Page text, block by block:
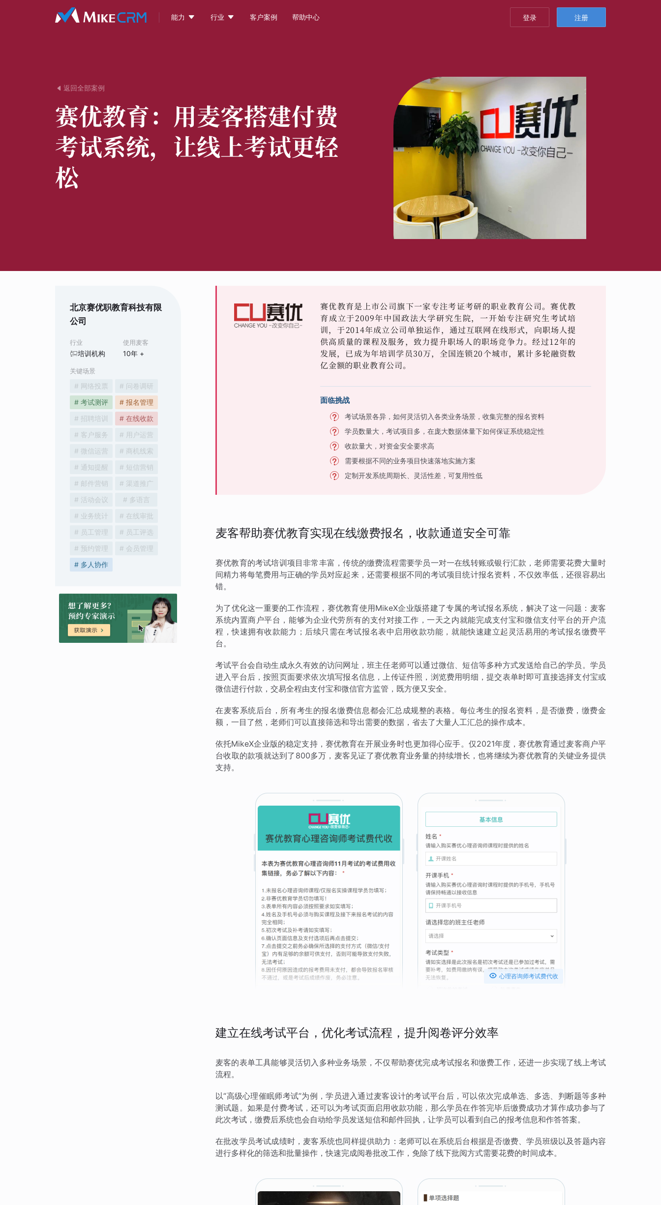
能力  行业  客户案例 帮助中心 登录 注册
 返回全部案例
赛优教育： 用麦客搭建付费
考试系统，让线上考试更轻
松
北京赛优职教育科技有限
公司
行业
培训机构
使用麦客
10年 +
关键场景
# 网络投票
# 问卷调研
# 考试测评
# 报名管理
# 招聘培训
# 在线收款
# 客户服务
# 用户运营
# 微信运营
# 商机线索
# 通知提醒
# 短信营销
# 邮件营销
# 渠道推广
# 活动会议
# 多语言
# 业务统计
# 在线审批
# 员工管理
# 员工评选
# 预约管理
# 会员管理
# 多人协作
赛优教育是上市公司旗下一家专注考证考研的职业教育公司。赛优教
育成立于2009年中国政法大学研究生院，一开始专注研究生考试培
训，于2014年成立公司单独运作，通过互联网在线形式，向职场人提
供高质量的课程及服务，致力提升职场人的职场竞争力。经过12年的
发展，已成为年培训学员30万，全国连锁20个城市，累计多轮融资数
亿金额的职业教育公司。
面临挑战
考试场景各异，如何灵活切入各类业务场景，收集完整的报名资料
学员数量大，考试项目多，在庞大数据体量下如何保证系统稳定性
收款量大，对资金安全要求高
需要根据不同的业务项目快速落地实施方案
定制开发系统周期长、灵活性差，可复用性低
麦客帮助赛优教育实现在线缴费报名，收款通道安全可靠
赛优教育的考试培训项目非常丰富，传统的缴费流程需要学员一对一在线转账或银行汇款，老师需要花费大量时
间精力将每笔费用与正确的学员对应起来，还需要根据不同的考试项目统计报名资料，不仅效率低，还很容易出
错。
为了优化这一重要的工作流程，赛优教育使用MikeX企业版搭建了专属的考试报名系统，解决了这一问题：麦客
系统内置商户平台，能够为企业代劳所有的支付对接工作，一天之内就能完成支付宝和微信支付平台的开户流
程，快速拥有收款能力；后续只需在考试报名表中启用收款功能，就能快速建立起灵活易用的考试报名缴费平
台。
考试平台会自动生成永久有效的访问网址，班主任老师可以通过微信、短信等多种方式发送给自己的学员。学员
进入平台后，按照页面要求依次填写报名信息，上传证件照，浏览费用明细，提交表单时即可直接选择支付宝或
微信进行付款，交易全程由支付宝和微信官方监管，既方便又安全。
在麦客系统后台，所有考生的报名缴费信息都会汇总成规整的表格。每位考生的报名资料，是否缴费，缴费金
额，一目了然，老师们可以直接筛选和导出需要的数据，省去了大量人工汇总的操作成本。
依托MikeX企业版的稳定支持，赛优教育在开展业务时也更加得心应手。仅2021年度，赛优教育通过麦客商户平
台收取的款项就达到了800多万，麦客见证了赛优教育业务量的持续增长，也将继续为赛优教育的关键业务提供
支持。
 心理咨询师考试费代收
建立在线考试平台，优化考试流程，提升阅卷评分效率
麦客的表单工具能够灵活切入多种业务场景，不仅帮助赛优完成考试报名和缴费工作，还进一步实现了线上考试
流程。
以“高级心理催眠师考试”为例，学员进入通过麦客设计的考试平台后，可以依次完成单选、多选、判断题等多种
测试题。如果是付费考试，还可以为考试页面启用收款功能，那么学员在作答完毕后缴费成功才算作成功参与了
此次考试，缴费后系统也会自动给学员发送短信和邮件回执，让学员可以看到自己的报考信息和作答答案。
在批改学员考试成绩时，麦客系统也同样提供助力：老师可以在系统后台根据是否缴费、学员班级以及答题内容
进行多样化的筛选和批量操作，快速完成阅卷批改工作，免除了线下批阅方式需要花费的时间成本。